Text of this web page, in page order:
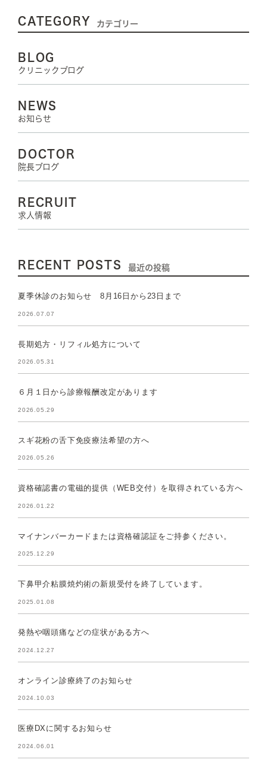
CATEGORY カテゴリー
BLOG
クリニックブログ
NEWS
お知らせ
DOCTOR
院長ブログ
RECRUIT
求人情報
RECENT POSTS 最近の投稿
夏季休診のお知らせ 8月16日から23日まで
2026.07.07
長期処方・リフィル処方について
2026.05.31
６月１日から診療報酬改定があります
2026.05.29
スギ花粉の舌下免疫療法希望の方へ
2026.05.26
資格確認書の電磁的提供（WEB交付）を取得されている方へ
2026.01.22
マイナンバーカードまたは資格確認証をご持参ください。
2025.12.29
下鼻甲介粘膜焼灼術の新規受付を終了しています。
2025.01.08
発熱や咽頭痛などの症状がある方へ
2024.12.27
オンライン診療終了のお知らせ
2024.10.03
医療DXに関するお知らせ
2024.06.01